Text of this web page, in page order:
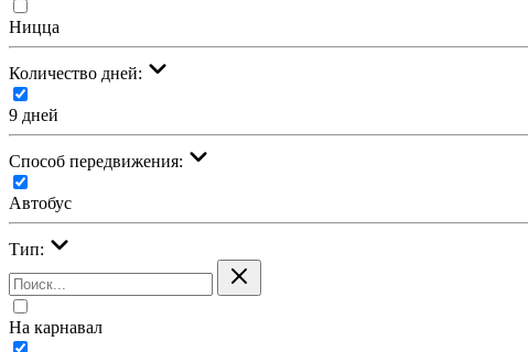
Ницца
Количество дней:
9 дней
Cпособ передвижения:
Автобус
Тип:
На карнавал